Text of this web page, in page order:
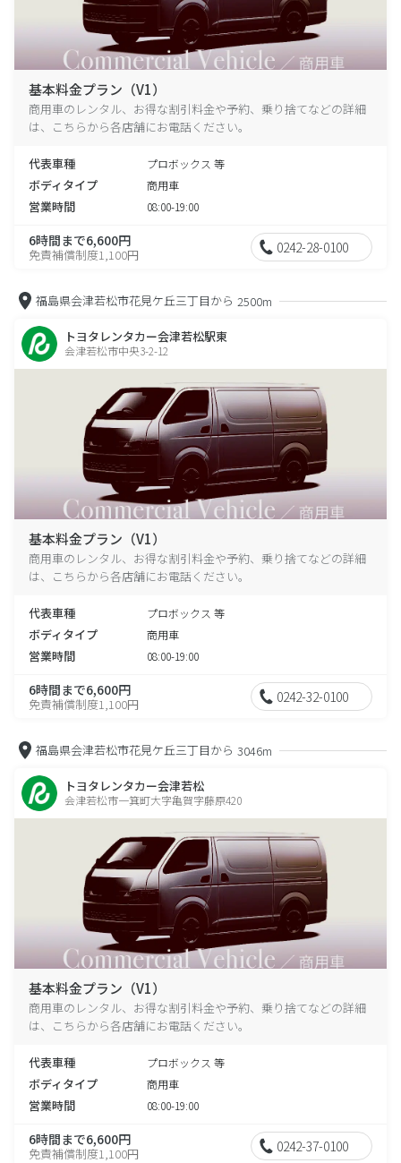
基本料金プラン（V1）
商用車のレンタル、お得な割引料金や予約、乗り捨てなどの詳細
は、こちらから各店舗にお電話ください。
代表車種 プロボックス 等
ボディタイプ 商用車
営業時間 08:00-19:00
6時間まで6,600円
免責補償制度1,100円 0242-28-0100
福島県会津若松市花見ケ丘三丁目から 2500m
トヨタレンタカー会津若松駅東
会津若松市中央3-2-12
基本料金プラン（V1）
商用車のレンタル、お得な割引料金や予約、乗り捨てなどの詳細
は、こちらから各店舗にお電話ください。
代表車種 プロボックス 等
ボディタイプ 商用車
営業時間 08:00-19:00
6時間まで6,600円
免責補償制度1,100円 0242-32-0100
福島県会津若松市花見ケ丘三丁目から 3046m
トヨタレンタカー会津若松
会津若松市一箕町大字亀賀字藤原420
基本料金プラン（V1）
商用車のレンタル、お得な割引料金や予約、乗り捨てなどの詳細
は、こちらから各店舗にお電話ください。
代表車種 プロボックス 等
ボディタイプ 商用車
営業時間 08:00-19:00
6時間まで6,600円
免責補償制度1,100円 0242-37-0100